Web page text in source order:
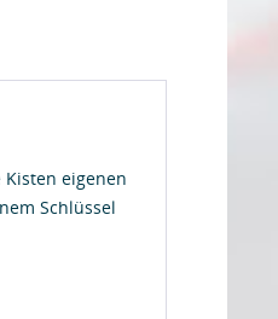
eigenen
Schlüssel